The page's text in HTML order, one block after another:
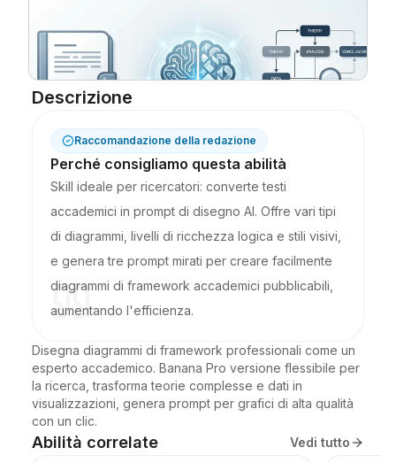
Aggiornamenti
Descrizione
Raccomandazione della redazione
Perché consigliamo questa abilità
Skill ideale per ricercatori: converte testi
accademici in prompt di disegno AI. Offre vari tipi
di diagrammi, livelli di ricchezza logica e stili visivi,
e genera tre prompt mirati per creare facilmente
diagrammi di framework accademici pubblicabili,
aumentando l'efficienza.
Disegna diagrammi di framework professionali come un
esperto accademico. Banana Pro versione flessibile per
la ricerca, trasforma teorie complesse e dati in
visualizzazioni, genera prompt per grafici di alta qualità
con un clic.
Abilità correlate Vedi tutto